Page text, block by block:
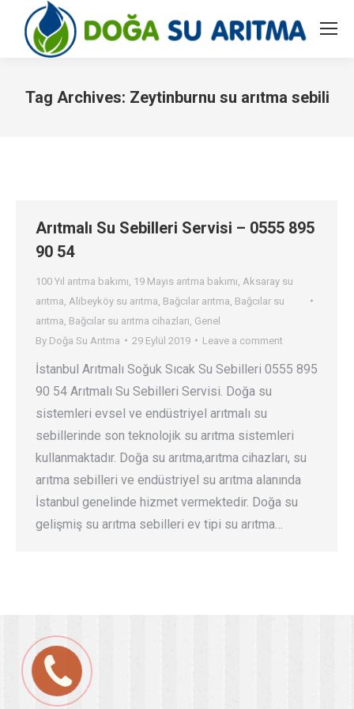
Tag Archives: Zeytinburnu su arıtma sebili
Arıtmalı Su Sebilleri Servisi – 0555 895
90 54
100 Yıl arıtma bakımı 19 Mayıs arıtma bakımı Aksaray su
arıtma Alibeyköy su arıtma Bağcılar arıtma Bağcılar su
arıtma Bağcılar su arıtma cihazları Genel
By Doğa Su Arıtma 29 Eylül 2019 Leave a comment
İstanbul Arıtmalı Soğuk Sıcak Su Sebilleri 0555 895
90 54 Arıtmalı Su Sebilleri Servisi. Doğa su
sistemleri evsel ve endüstriyel arıtmalı su
sebillerinde son teknolojik su arıtma sistemleri
kullanmaktadır. Doğa su arıtma,arıtma cihazları, su
arıtma sebilleri ve endüstriyel su arıtma alanında
İstanbul genelinde hizmet vermektedir. Doğa su
gelişmiş su arıtma sebilleri ev tipi su arıtma…